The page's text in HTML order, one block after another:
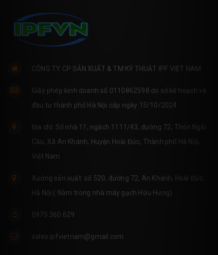
CÔNG TY CP SẢN XUẤT & TM KỸ THUẬT IPF VIỆT NAM
Giấy phép kinh doanh số 0110862598 do sở kế hoạch và
đầu tư thành phố Hà Nội cấp ngày 15/10/2024
Địa chỉ: Số nhà 11, ngách 1111/43, đường 72, Thôn Ngãi
Cầu, Xã An Khánh, Huyện Hoài Đức, Thành phố Hà Nội,
Việt Nam
Xưởng sản xuất: số 520, đường 72, An Khánh, Hoài Đức,
Hà Nội ( Nằm trong nhà máy gạch Hữu Hưng)
0975.360.629
sales.ipfvietnam@gmail.com